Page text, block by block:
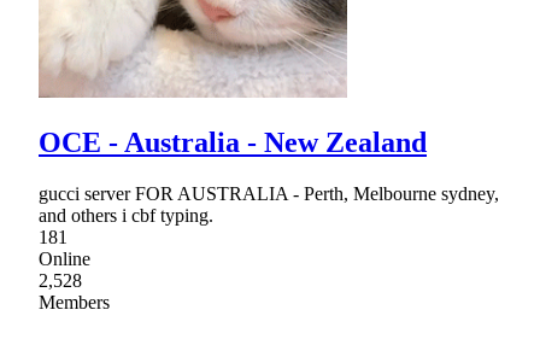
OCE - Australia - New Zealand
gucci server FOR AUSTRALIA - Perth, Melbourne sydney,
and others i cbf typing.
181
Online
2,528
Members